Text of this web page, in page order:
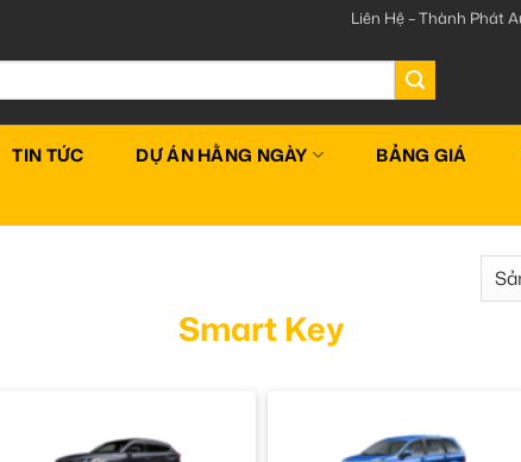
Liên Hệ – Thành Phát
TIN TỨC DỰ ÁN HẰNG NGÀY BẢNG GIÁ
Smart Key